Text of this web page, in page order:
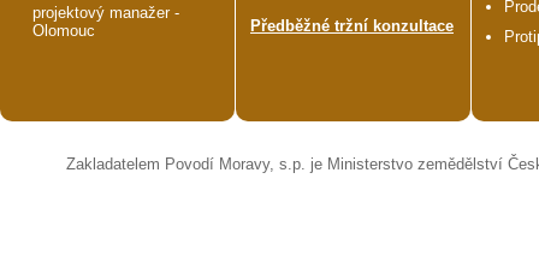
projektový manažer -
Olomouc
Předběžné tržní konzultace
Zakladatelem Povodí Moravy, s.p. je Ministerstvo zemědělství